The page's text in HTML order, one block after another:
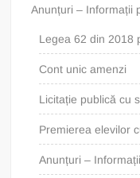
Anunțuri – Informații
Legea 62 din 2018
Cont unic amenzi
Licitație publică cu
Premierea elevilor
Anunțuri –